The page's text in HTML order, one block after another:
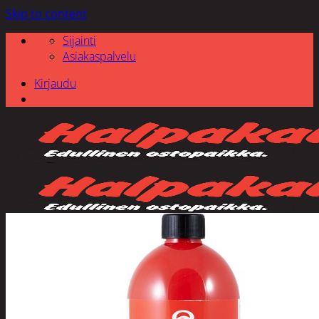
Skip to content
Sijainti
Asiakaspalvelu
Kirjaudu